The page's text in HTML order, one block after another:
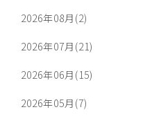
2026年08月(2)
2026年07月(21)
2026年06月(15)
2026年05月(7)